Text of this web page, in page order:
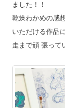
ました！！
乾燥わかめの感
いただける作品
走まで頑 張って